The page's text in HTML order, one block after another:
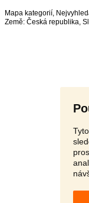
Mapa kategorií,
Země: Česká republika,